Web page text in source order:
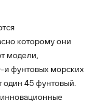
которому они
модели,
и фунтовых морских
один 45 фунтовый.